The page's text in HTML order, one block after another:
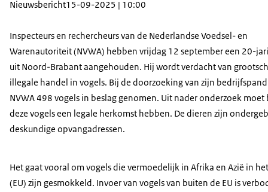
Nieuwsbericht15-09-2025 | 10:00
Inspecteurs en rechercheurs van de Nederlandse Voedsel- en
Warenautoriteit (NVWA) hebben vrijdag 12 september een 20-
uit Noord-Brabant aangehouden. Hij wordt verdacht van
illegale handel in vogels. Bij de doorzoeking van zijn
NVWA 498 vogels in beslag genomen. Uit nader onderzoek
deze vogels een legale herkomst hebben. De dieren zijn
deskundige opvangadressen.
Het gaat vooral om vogels die vermoedelijk in Afrika en Azië in
(EU) zijn gesmokkeld. Invoer van vogels van buiten de EU is